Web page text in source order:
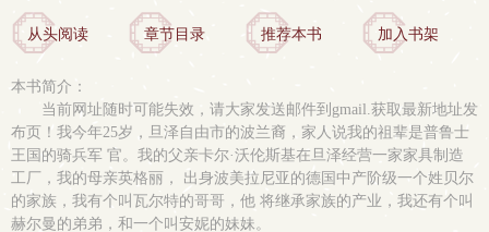
从头阅读 章节目录 推荐本书 加入书架
本书简介：
当前网址随时可能失效，请大家发送邮件到gmail.获取最新地址发
布页！我今年25岁，旦泽自由市的波兰裔，家人说我的祖辈是普鲁士
王国的骑兵军 官。我的父亲卡尔·沃伦斯基在旦泽经营一家家具制造
工厂，我的母亲英格丽， 出身波美拉尼亚的德国中产阶级一个姓贝尔
的家族，我有个叫瓦尔特的哥哥，他 将继承家族的产业，我还有个叫
赫尔曼的弟弟，和一个叫安妮的妹妹。